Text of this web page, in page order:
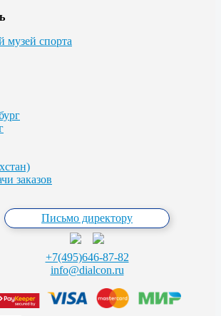
музей спорта
заказов
Письмо директору
+7(495)646-87-82
info@dialcon.ru